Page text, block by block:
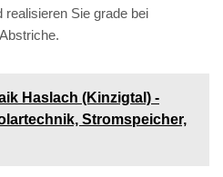
realisieren Sie grade bei
Haslach (Kinzigtal) -
Stromspeicher,